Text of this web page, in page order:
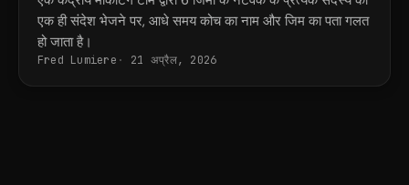
एक ही संदेश भेजने पर, आधे समय कोच का नाम और जिम का पता गलत
हो जाता है।
Fred Lumiere 21 अप्रैल, 2026